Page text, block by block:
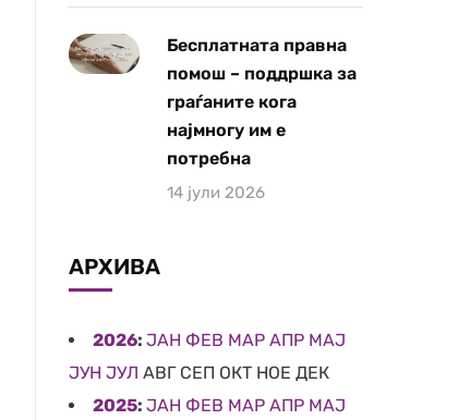
Бесплатната правна
помош – поддршка за
граѓаните кога
најмногу им е
потребна
14 јули 2026
АРХИВА
2026: ЈАН ФЕВ МАР АПР МАЈ
ЈУН ЈУЛ АВГ СЕП ОКТ НОЕ ДЕК
2025: ЈАН ФЕВ МАР АПР МАЈ